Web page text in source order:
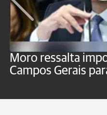
Moro ressalta
Campos Gerais